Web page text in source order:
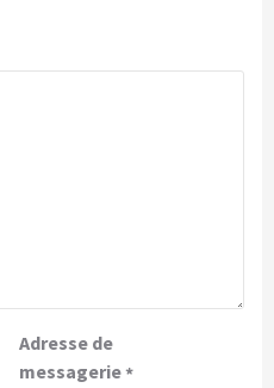
Adresse de
messagerie*